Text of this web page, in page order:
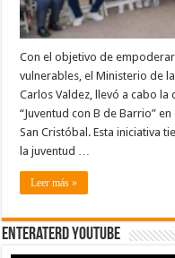
Con el objetivo de
vulnerables, el Ministerio de
Carlos Valdez, llevó a cabo la
“Juventud con B de Barrio”
San Cristóbal. Esta iniciativa
la juventud …
Leer más »
EnterateRD YOUTUBE